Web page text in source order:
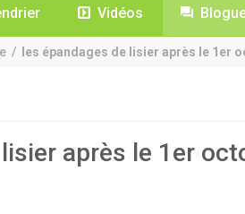
Vidéos
/ les épandages de lisier après le 1er
après le 1er